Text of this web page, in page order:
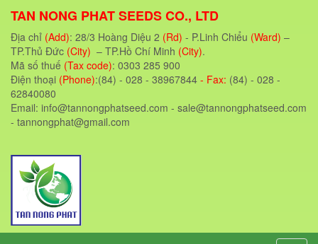
TAN NONG PHAT SEEDS CO., LTD
Địa chỉ (Add): 28/3 Hoàng Diệu 2 (Rd) - P.Linh Chiểu (Ward) –
TP.Thủ Đức (City) – TP.Hồ Chí Minh (City).
Mã số thuế (Tax code): 0303 285 900
Điện thoại (Phone):(84) - 028 - 38967844 - Fax: (84) - 028 -
62840080
Email: info@tannongphatseed.com - sale@tannongphatseed.com
- tannongphat@gmail.com